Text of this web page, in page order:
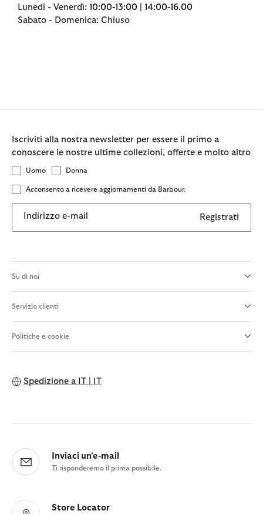
Lunedi - Venerdì: 10:00-13:00 | 14:00-16.00
Sabato - Domenica: Chiuso
Iscriviti alla nostra newsletter per essere il primo a
conoscere le nostre ultime collezioni, offerte e molto altro
Uomo Donna
Acconsento a ricevere aggiornamenti da Barbour.
Indirizzo e-mail Registrati
Su di noi
Servizio clienti
Politiche e cookie
Spedizione a IT | IT
Inviaci un'e-mail
Ti risponderemo il prima possibile.
Store Locator